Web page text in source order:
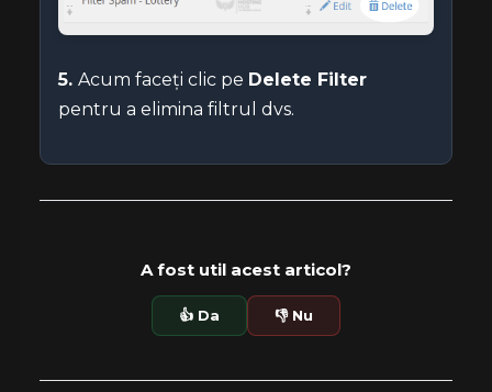
5. Acum faceți clic pe Delete Filter
pentru a elimina filtrul dvs.
A fost util acest articol?
👍 Da 👎 Nu